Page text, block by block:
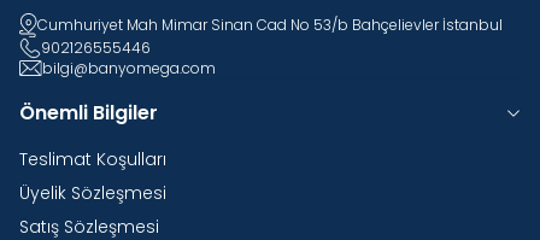
Cumhuriyet Mah Mimar Sinan Cad No 53/b Bahçelievler İstanbul
902126555446
bilgi@banyomega.com
Önemli Bilgiler
Teslimat Koşulları
Üyelik Sözleşmesi
Satış Sözleşmesi